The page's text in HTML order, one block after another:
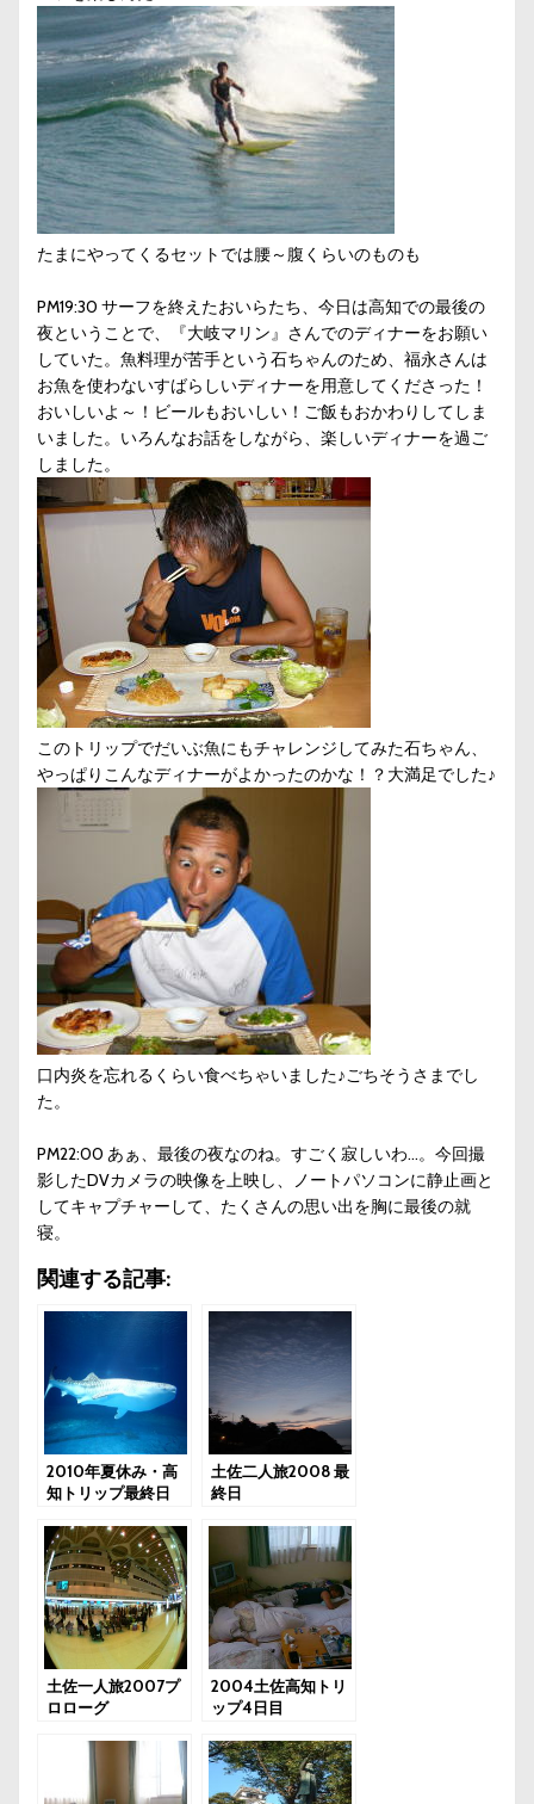
たまにやってくるセットでは腰～腹くらいのものも
PM19:30 サーフを終えたおいらたち、今日は高知での最後の
夜ということで、『大岐マリン』さんでのディナーをお願い
していた。魚料理が苦手という石ちゃんのため、福永さんは
お魚を使わないすばらしいディナーを用意してくださった！
おいしいよ～！ビールもおいしい！ご飯もおかわりしてしま
いました。いろんなお話をしながら、楽しいディナーを過ご
しました。
このトリップでだいぶ魚にもチャレンジしてみた石ちゃん、
やっぱりこんなディナーがよかったのかな！？大満足でした♪
口内炎を忘れるくらい食べちゃいました♪ごちそうさまでし
た。
PM22:00 あぁ、最後の夜なのね。すごく寂しいわ…。今回撮
影したDVカメラの映像を上映し、ノートパソコンに静止画と
してキャプチャーして、たくさんの思い出を胸に最後の就
寝。
関連する記事:
2010年夏休み・高
知トリップ最終日
土佐二人旅2008 最
終日
土佐一人旅2007プ
ロローグ
2004土佐高知トリ
ップ4日目